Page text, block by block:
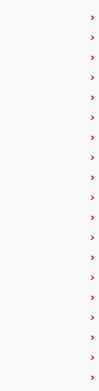
›
›
›
›
›
›
›
›
›
›
›
›
›
›
›
›
›
›
›